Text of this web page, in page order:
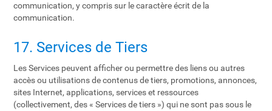
communication, y compris sur le caractère écrit de la
communication.
17. Services de Tiers
Les Services peuvent afficher ou permettre des liens ou autres
accès ou utilisations de contenus de tiers, promotions, annonces,
sites Internet, applications, services et ressources
(collectivement, des « Services de tiers ») qui ne sont pas sous le